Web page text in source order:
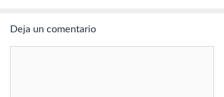
Deja un comentario